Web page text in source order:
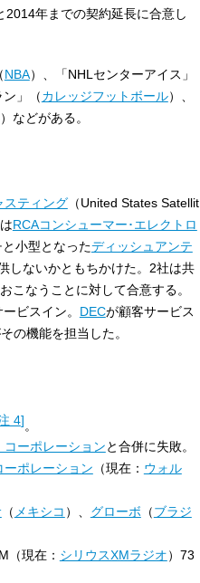
年までの契約延長に合意し
NBA）、「NHLセンターアイス」
」（カレッジフットボール）、
）などがある。
スティング（United States Satellit
RCAコンシューマー･エレクトロ
小型となったディッシュアンテ
しないかともちかけた。2社は共
こなうことに対して合意する。
ビスイン。 DECが顧客サービス
の機能を担当した。
4]。
ーポレーションと合併に失敗。
ーポレーション （現在： ウォル
（ メキシコ ）、 グローボ （ブラジ
（現在： シリウスXMラジオ）73